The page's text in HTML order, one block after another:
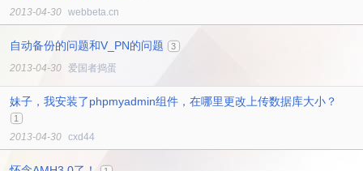
2013-04-30 webbeta.cn
自动备份的问题和V_PN的问题 3
2013-04-30 爱国者捣蛋
妹子，我安装了phpmyadmin组件，在哪里更改上传数据库大小？
1
2013-04-30 cxd44